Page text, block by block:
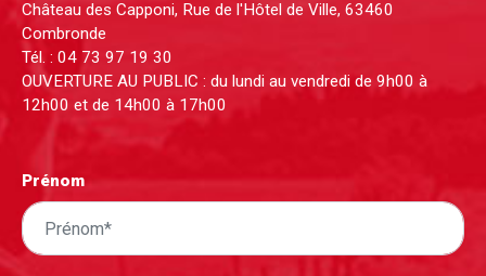
Château des Capponi, Rue de l'Hôtel de Ville, 63460
Combronde
Tél. : 04 73 97 19 30
OUVERTURE AU PUBLIC : du lundi au vendredi de 9h00 à
12h00 et de 14h00 à 17h00
Prénom